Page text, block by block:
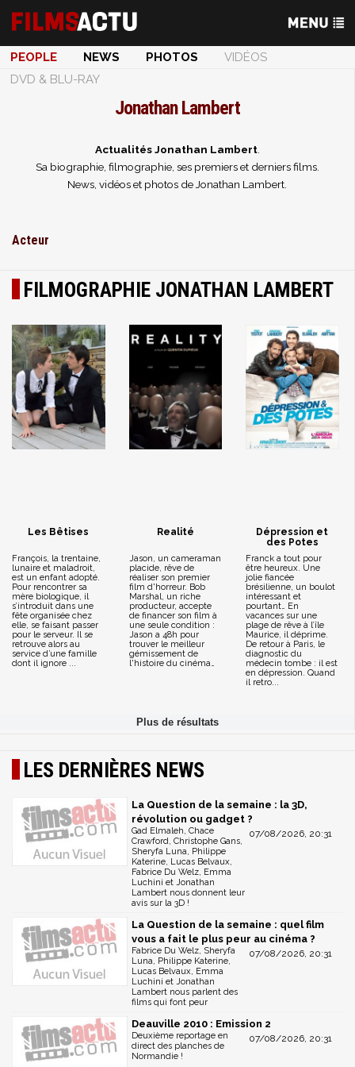
PEOPLE NEWS PHOTOS
VIDÉOS
DVD & BLU-RAY
Jonathan Lambert
Actualités Jonathan Lambert.
Sa biographie, filmographie, ses premiers et derniers films.
News, vidéos et photos de Jonathan Lambert.
Acteur
FILMOGRAPHIE JONATHAN LAMBERT
Les Bêtises
François, la trentaine,
lunaire et maladroit,
est un enfant adopté.
Pour rencontrer sa
mère biologique, il
s’introduit dans une
fête organisée chez
elle, se faisant passer
pour le serveur. Il se
retrouve alors au
service d’une famille
dont il ignore ...
Realité
Jason, un cameraman
placide, rêve de
réaliser son premier
film d'horreur. Bob
Marshal, un riche
producteur, accepte
de financer son film à
une seule condition :
Jason a 48h pour
trouver le meilleur
gémissement de
l'histoire du cinéma…
Dépression et
des Potes
Franck a tout pour
être heureux. Une
jolie fiancée
brésilienne, un boulot
intéressant et
pourtant… En
vacances sur une
plage de rêve à l’île
Maurice, il déprime.
De retour à Paris, le
diagnostic du
médecin tombe : il est
en dépression. Quand
il retro...
LES DERNIÈRES NEWS
La Question de la semaine : la 3D,
révolution ou gadget ?
07/08/2026, 20:31
Gad Elmaleh, Chace
Crawford, Christophe Gans,
Sheryfa Luna, Philippe
Katerine, Lucas Belvaux,
Fabrice Du Welz, Emma
Luchini et Jonathan
Lambert nous donnent leur
avis sur la 3D !
La Question de la semaine : quel film
vous a fait le plus peur au cinéma ?
07/08/2026, 20:31
Fabrice Du Welz, Sheryfa
Luna, Philippe Katerine,
Lucas Belvaux, Emma
Luchini et Jonathan
Lambert nous parlent des
films qui font peur
Deauville 2010 : Emission 2
07/08/2026, 20:31
Deuxième reportage en
direct des planches de
Normandie !